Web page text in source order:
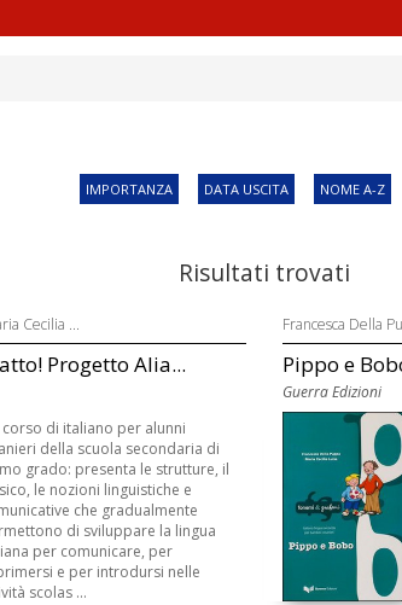
IMPORTANZA DATA USCITA NOME A-Z
Risultati trovati
Cecilia ...
Progetto Alia...
corso di italiano per alunni
della scuola secondaria di
grado: presenta le strutture, il
le nozioni linguistiche e
che gradualmente
di sviluppare la lingua
per comunicare, per
e per introdursi nelle
scolas ...
Francesca Della
Pippo e
Guerra Edizioni